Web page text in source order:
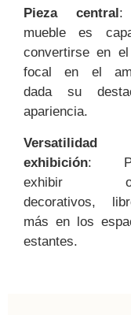
Pieza central :
mueble es
convertirse en
focal en el
dada su
apariencia.
exhibición:
exhibir
decorativos,
más en los
estantes.